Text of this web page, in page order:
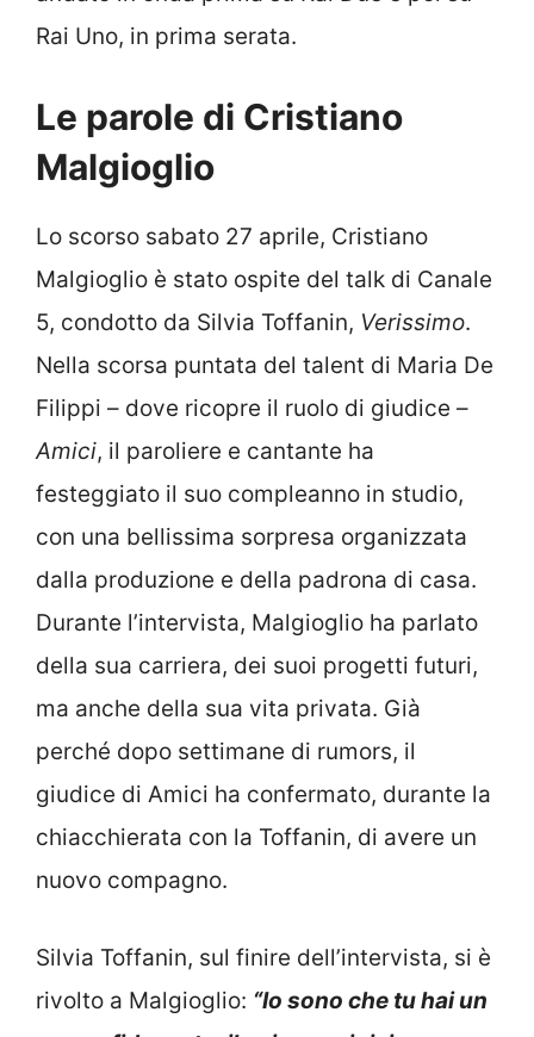
Rai Uno, in prima serata.
Le parole di Cristiano
Malgioglio
Lo scorso sabato 27 aprile, Cristiano
Malgioglio è stato ospite del talk di Canale
5, condotto da Silvia Toffanin, Verissimo.
Nella scorsa puntata del talent di Maria De
Filippi – dove ricopre il ruolo di giudice –
Amici, il paroliere e cantante ha
festeggiato il suo compleanno in studio,
con una bellissima sorpresa organizzata
dalla produzione e della padrona di casa.
Durante l’intervista, Malgioglio ha parlato
della sua carriera, dei suoi progetti futuri,
ma anche della sua vita privata. Già
perché dopo settimane di rumors, il
giudice di Amici ha confermato, durante la
chiacchierata con la Toffanin, di avere un
nuovo compagno.
Silvia Toffanin, sul finire dell’intervista, si è
rivolto a Malgioglio: “Io sono che tu hai un